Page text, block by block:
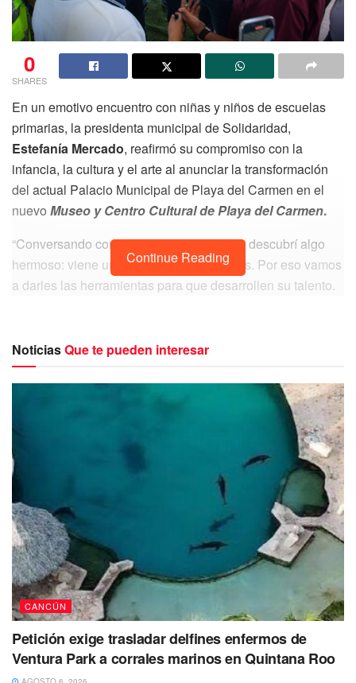
0
SHARES
En un emotivo encuentro con niñas y niños de escuelas
primarias, la presidenta municipal de Solidaridad,
Estefanía Mercado, reafirmó su compromiso con la
infancia, la cultura y el arte al anunciar la transformación
del actual Palacio Municipal de Playa del Carmen en el
nuevo Museo y Centro Cultural de Playa del Carmen.
“Conversando con nuestras niñas y niños descubrí algo
hermoso: viene una generación de artistas. Por eso vamos
a darles las herramientas para que desarrollen su talento.
Este espacio cultural albergará clases gratuitas de pintura,
ballet, música, piano y artes plásticas, abriendo las puertas
a una educación artística accesible, inclusiva y
Te recomendamos leer:
Niñez en movimiento: arranca
en Playa del Carmen el Taller de Educación Vial con el
Estefanía Mercado
destacó que el arte es una
herramienta poderosa de paz y transformación social:
“Los artistas no buscan el conflicto, buscan
el abrazo, la belleza y la palabra. El arte
educa, abraza y salva. Y eso es lo que
queremos para Playa del Carmen: una
ciudad con alma, con corazón y con cultura”.
Continue Reading
NoticiasQue te pueden interesar
CANCÚN
Petición exige trasladar delfines enfermos de
Ventura Park a corrales marinos en Quintana Roo